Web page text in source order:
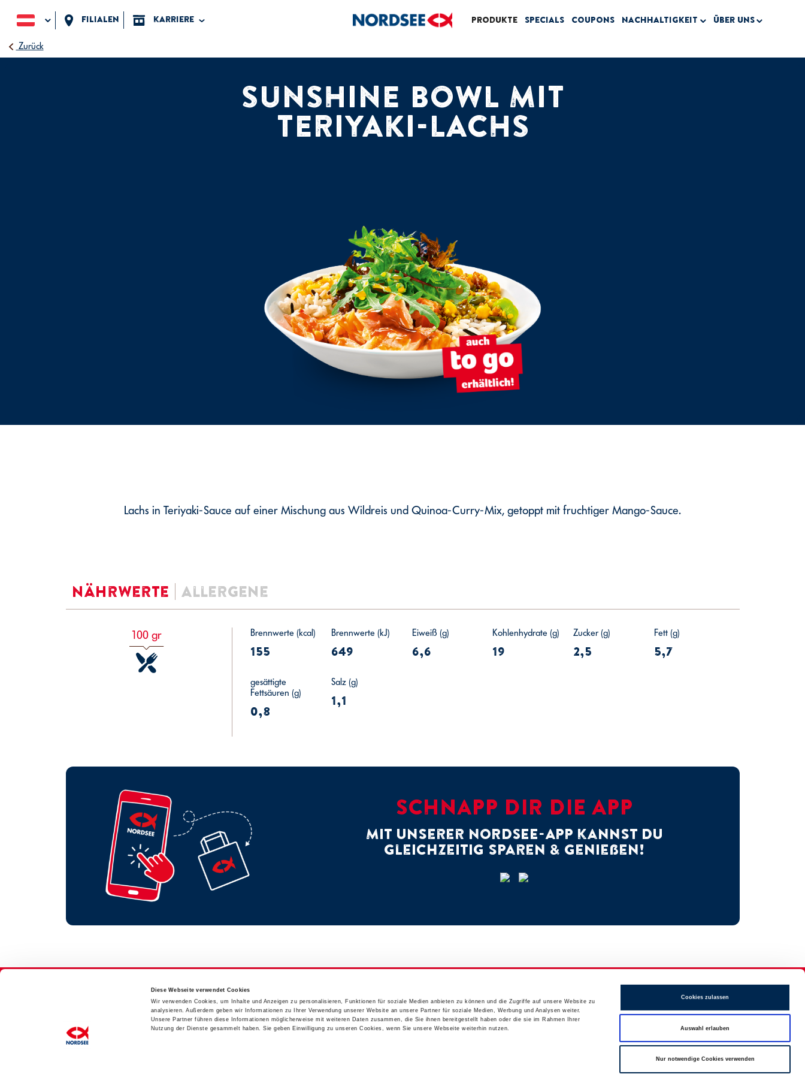
Diese Webseite verwendet Cookies
Wir verwenden Cookies, um Inhalte und Anzeigen zu personalisieren, Funktionen für soziale Medien anbieten zu können und die Zugriffe auf unsere Website zu
analysieren. Außerdem geben wir Informationen zu Ihrer Verwendung unserer Website an unsere Partner für soziale Medien, Werbung und Analysen weiter.
Unsere Partner führen diese Informationen möglicherweise mit weiteren Daten zusammen, die Sie ihnen bereitgestellt haben oder die sie im Rahmen Ihrer
Nutzung der Dienste gesammelt haben. Sie geben Einwilligung zu unseren Cookies, wenn Sie unsere Webseite weiterhin nutzen.
Cookies zulassen
Auswahl erlauben
Nur notwendige Cookies verwenden
Filialen karriere Produkte Specials Coupons Nachhaltigkeit Über uns
Zurück
SUNSHINE BOWL MIT
TERIYAKI-LACHS
Lachs in Teriyaki-Sauce auf einer Mischung aus Wildreis und Quinoa-Curry-Mix, getoppt mit fruchtiger Mango-Sauce.
Nährwerte Allergene
100 gr Brennwerte (kcal)
155
Brennwerte (kJ)
649
Eiweiß (g)
6,6
Kohlenhydrate (g)
19
Zucker (g)
2,5
Fett (g)
5,7
gesättigte
Fettsäuren (g)
0,8
Salz (g)
1,1
SCHNAPP DIR DIE APP
Mit unserer NORDSEE-App kannst Du
gleichzeitig sparen & genießen!
Impressum
Datenschutz